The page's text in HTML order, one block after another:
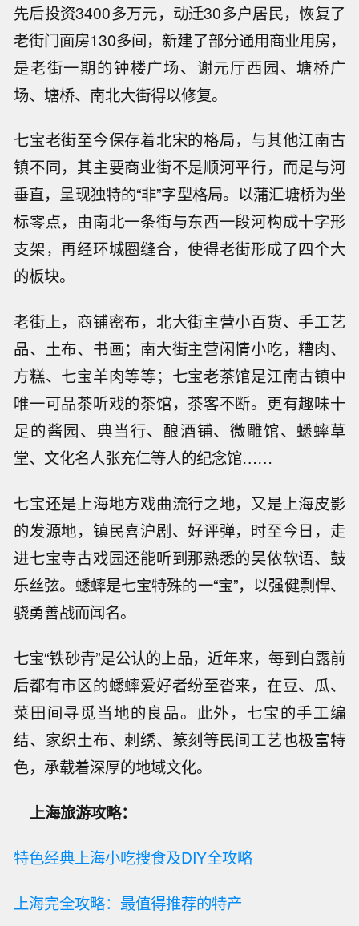
先后投资3400多万元，动迁30多户居民，恢复了
老街门面房130多间，新建了部分通用商业用房，
是老街一期的钟楼广场、谢元厅西园、塘桥广
场、塘桥、南北大街得以修复。
七宝老街至今保存着北宋的格局，与其他江南古
镇不同，其主要商业街不是顺河平行，而是与河
垂直，呈现独特的“非”字型格局。以蒲汇塘桥为坐
标零点，由南北一条街与东西一段河构成十字形
支架，再经环城圈缝合，使得老街形成了四个大
的板块。
老街上，商铺密布，北大街主营小百货、手工艺
品、土布、书画；南大街主营闲情小吃，糟肉、
方糕、七宝羊肉等等；七宝老茶馆是江南古镇中
唯一可品茶听戏的茶馆，茶客不断。更有趣味十
足的酱园、典当行、酿酒铺、微雕馆、蟋蟀草
堂、文化名人张充仁等人的纪念馆……
七宝还是上海地方戏曲流行之地，又是上海皮影
的发源地，镇民喜沪剧、好评弹，时至今日，走
进七宝寺古戏园还能听到那熟悉的吴侬软语、鼓
乐丝弦。蟋蟀是七宝特殊的一“宝”，以强健剽悍、
骁勇善战而闻名。
七宝“铁砂青”是公认的上品，近年来，每到白露前
后都有市区的蟋蟀爱好者纷至沓来，在豆、瓜、
菜田间寻觅当地的良品。此外，七宝的手工编
结、家织土布、刺绣、篆刻等民间工艺也极富特
色，承载着深厚的地域文化。
上海旅游攻略：
特色经典上海小吃搜食及DIY全攻略
上海完全攻略：最值得推荐的特产